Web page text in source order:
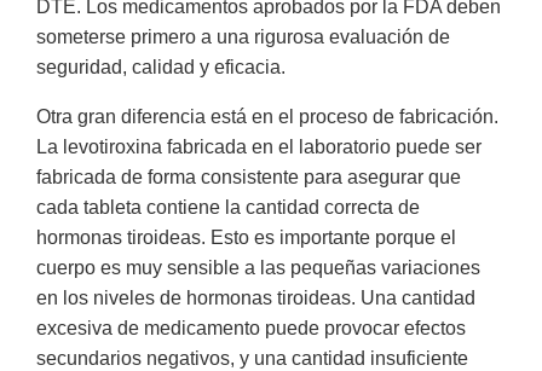
DTE. Los medicamentos aprobados por la FDA deben
someterse primero a una rigurosa evaluación de
seguridad, calidad y eficacia.
Otra gran diferencia está en el proceso de fabricación.
La levotiroxina fabricada en el laboratorio puede ser
fabricada de forma consistente para asegurar que
cada tableta contiene la cantidad correcta de
hormonas tiroideas. Esto es importante porque el
cuerpo es muy sensible a las pequeñas variaciones
en los niveles de hormonas tiroideas. Una cantidad
excesiva de medicamento puede provocar efectos
secundarios negativos, y una cantidad insuficiente